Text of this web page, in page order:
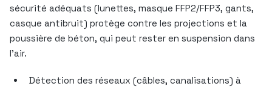
sécurité adéquats (lunettes, masque FFP2/FFP3, gants,
casque antibruit) protège contre les projections et la
poussière de béton, qui peut rester en suspension dans
l’air.
Détection des réseaux (câbles, canalisations) à